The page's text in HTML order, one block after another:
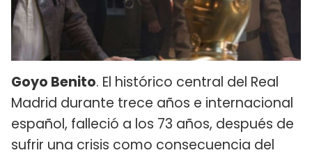
Goyo Benito. El histórico central del Real
Madrid durante trece años e internacional
español, falleció a los 73 años, después de
sufrir una crisis como consecuencia del